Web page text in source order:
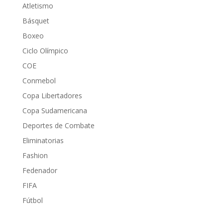
Atletismo
Básquet
Boxeo
Ciclo Olímpico
COE
Conmebol
Copa Libertadores
Copa Sudamericana
Deportes de Combate
Eliminatorias
Fashion
Fedenador
FIFA
Fútbol